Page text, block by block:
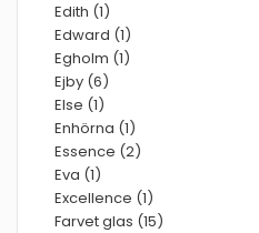
Edith (1)
Edward (1)
Egholm (1)
Ejby (6)
Else (1)
Enhörna (1)
Essence (2)
Eva (1)
Excellence (1)
Farvet glas (15)